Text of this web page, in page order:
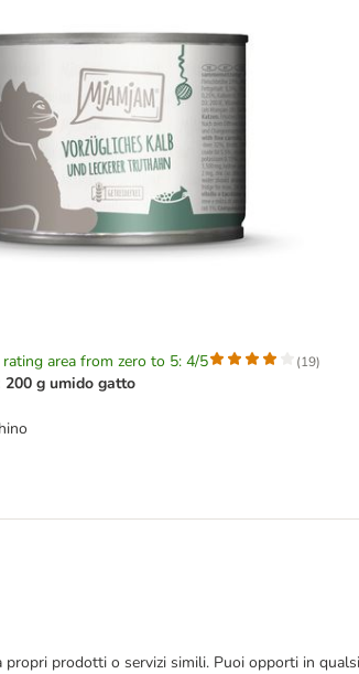
area from zero to 5: 4/5 (19)
g umido gatto
prodotti o servizi simili. Puoi opporti in